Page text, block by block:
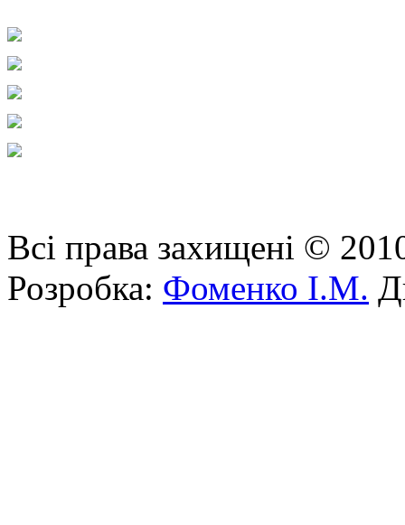
Всі права захищені ©
Розробка: Фоменко І.М.